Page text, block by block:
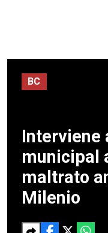
BC
Interviene
municipal
maltrato
Milenio